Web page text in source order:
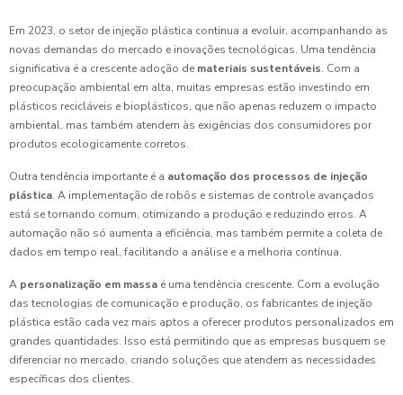
Em 2023, o setor de injeção plástica continua a evoluir, acompanhando as
novas demandas do mercado e inovações tecnológicas. Uma tendência
significativa é a crescente adoção de materiais sustentáveis. Com a
preocupação ambiental em alta, muitas empresas estão investindo em
plásticos recicláveis e bioplásticos, que não apenas reduzem o impacto
ambiental, mas também atendem às exigências dos consumidores por
produtos ecologicamente corretos.
Outra tendência importante é a automação dos processos de injeção
plástica. A implementação de robôs e sistemas de controle avançados
está se tornando comum, otimizando a produção e reduzindo erros. A
automação não só aumenta a eficiência, mas também permite a coleta de
dados em tempo real, facilitando a análise e a melhoria contínua.
A personalização em massa é uma tendência crescente. Com a evolução
das tecnologias de comunicação e produção, os fabricantes de injeção
plástica estão cada vez mais aptos a oferecer produtos personalizados em
grandes quantidades. Isso está permitindo que as empresas busquem se
diferenciar no mercado, criando soluções que atendem as necessidades
específicas dos clientes.